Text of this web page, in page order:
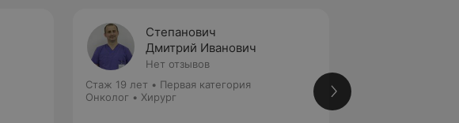
Степанович
Дмитрий Иванович
Нет отзывов
Стаж 19 лет • Первая категория
Онколог • Хирург